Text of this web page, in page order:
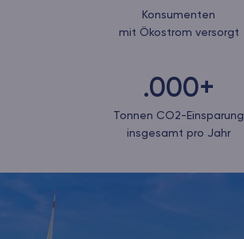
Konsumenten
mit Ökostrom versorgt
.000+
Tonnen CO2-Einsparung
insgesamt pro Jahr